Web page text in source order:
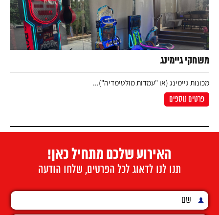
משחקי גיימינג
מכונות גיימינג (או "עמדות מולטימדיה")...
פרטים נוספים
האירוע שלכם מתחיל כאן!
תנו לנו לדאוג לכל הפרטים, שלחו הודעה